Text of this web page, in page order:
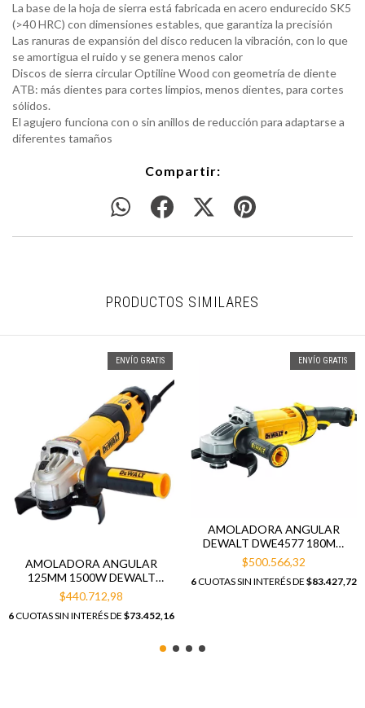
La base de la hoja de sierra está fabricada en acero endurecido SK5
(>40 HRC) con dimensiones estables, que garantiza la precisión
Las ranuras de expansión del disco reducen la vibración, con lo que
se amortigua el ruido y se genera menos calor
Discos de sierra circular Optiline Wood con geometría de diente
ATB: más dientes para cortes limpios, menos dientes, para cortes
sólidos.
El agujero funciona con o sin anillos de reducción para adaptarse a
diferentes tamaños
Compartir:
PRODUCTOS SIMILARES
ENVÍO GRATIS
AMOLADORA ANGULAR
125MM 1500W DEWALT
DWE4336
$440.712,98
6CUOTAS SIN INTERÉS DE $73.452,16
ENVÍO GRATIS
AMOLADORA ANGULAR
DEWALT DWE4577 180MM
2700W
$500.566,32
6CUOTAS SIN INTERÉS DE $83.427,72